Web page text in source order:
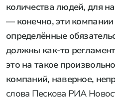
количества людей, для
— конечно, эти
определённые
должны как-то
это на такое
компаний, наверное,
слова Пескова РИА